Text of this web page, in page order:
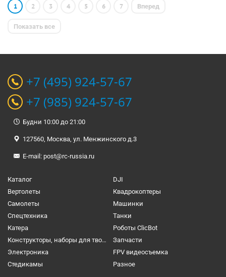
1 2 3 4 5 6 7 Вперед
Показать все
+7 (495) 924-57-67
+7 (985) 924-57-67
Будни 10:00 до 21:00
127560, Москва, ул. Менжинского д.3
E-mail: post@rc-russia.ru
Каталог
DJI
Вертолеты
Квадрокоптеры
Самолеты
Машинки
Спецтехника
Танки
Катера
Роботы ClicBot
Конструкторы, наборы для творчества и настольные игры
Запчасти
Электроника
FPV видеосъемка
Cтедикамы
Разное